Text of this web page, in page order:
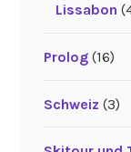
Lissabon
Prolog(16)
Schweiz (3)